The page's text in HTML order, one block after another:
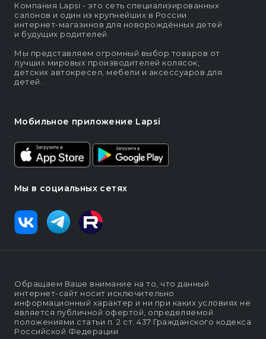
Компания Lapsi - это сеть специализированных
салонов и один из крупнейших в России
интернет-магазинов для новорождённых детей
и будущих родителей.
Мы представляем огромный выбор товаров от
лучших мировых производителей колясок,
детских автокресел, мебели и аксессуаров для
детей.
Мобильное приложение Lapsi
Мы в социальных сетях
Обращаем Ваше внимание на то, что данный
интернет-сайт носит исключительно
информационный характер и ни при каких условиях не
является публичной офертой, определяемой
положениями статьи п. 2 ст. 437 Гражданского кодекса
Российской Федерации